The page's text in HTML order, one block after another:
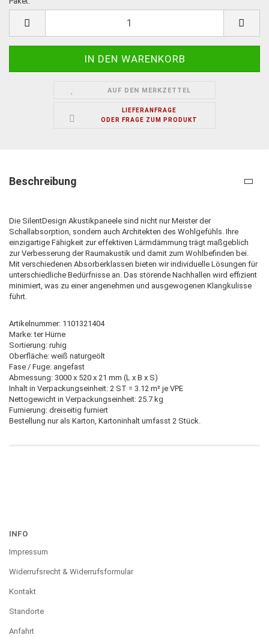
AUF DEN MERKZETTEL
LIEFERANFRAGE
ODER FRAGE ZUM PRODUKT
Beschreibung
Die SilentDesign Akustikpaneele sind nicht nur Meister der
Schallabsorption, sondern auch Architekten des Wohlgefühls. Ihre
einzigartige Fähigkeit zur effektiven Lärmdämmung trägt maßgeblich
zur Verbesserung der Raumakustik und damit zum Wohlbefinden bei.
Mit verschiedenen Absorberklassen bieten wir individuelle Lösungen für
unterschiedliche Bedürfnisse an. Das störende Nachhallen wird effizient
minimiert, was zu einer angenehmen und ausgewogenen Klangkulisse
führt.
Artikelnummer: 1101321404
Marke: ter Hürne
Sortierung: ruhig
Oberfläche: weiß naturgeölt
Fase / Fuge: angefast
Abmessung: 3000 x 520 x 21 mm (L x B x S)
Inhalt in Verpackungseinheit: 2 ST = 3.12 m² je VPE
Nettogewicht in Verpackungseinheit: 25.7 kg
Furnierung: dreiseitig furniert
Bestellung nur als Karton, Kartoninhalt umfasst 2 Stück.
INFO
Impressum
Widerrufsrecht & Widerrufsformular
Kontakt
Standorte
Anfahrt